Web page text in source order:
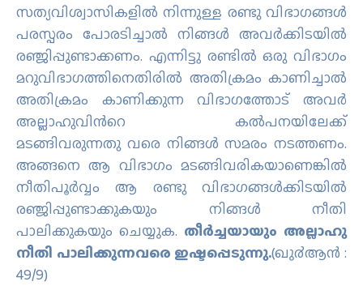
സത്യവിശ്വാസികളില്‍ നിന്നുള്ള രണ്ടു വിഭാഗങ്ങള്‍
പരസ്പരം പോരടിച്ചാല്‍ നിങ്ങള്‍ അവര്‍ക്കിടയില്‍
രഞ്ജിപ്പുണ്ടാക്കണം. എന്നിട്ടു രണ്ടില്‍ ഒരു വിഭാഗം
മറുവിഭാഗത്തിനെതിരില്‍ അതിക്രമം കാണിച്ചാല്‍
അതിക്രമം കാണിക്കുന്ന വിഭാഗത്തോട് അവര്‍
അല്ലാഹുവിന്‍റെ കല്‍പനയിലേക്ക്
മടങ്ങിവരുന്നതു വരെ നിങ്ങള്‍ സമരം നടത്തണം.
അങ്ങനെ ആ വിഭാഗം മടങ്ങിവരികയാണെങ്കില്‍
നീതിപൂര്‍വ്വം ആ രണ്ടു വിഭാഗങ്ങള്‍ക്കിടയില്‍
രഞ്ജിപ്പുണ്ടാക്കുകയും നിങ്ങള്‍ നീതി
പാലിക്കുകയും ചെയ്യുക. തീര്‍ച്ചയായും അല്ലാഹു
നീതി പാലിക്കുന്നവരെ ഇഷ്ടപ്പെടുന്നു.(ഖു൪ആന്‍ :
49/9)